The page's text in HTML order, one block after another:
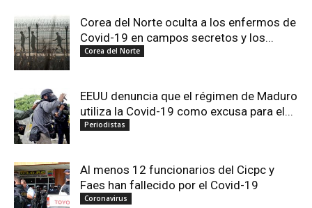
Corea del Norte oculta a los enfermos de
Covid-19 en campos secretos y los...
Corea del Norte
EEUU denuncia que el régimen de Maduro
utiliza la Covid-19 como excusa para el...
Periodistas
Al menos 12 funcionarios del Cicpc y
Faes han fallecido por el Covid-19
Coronavirus